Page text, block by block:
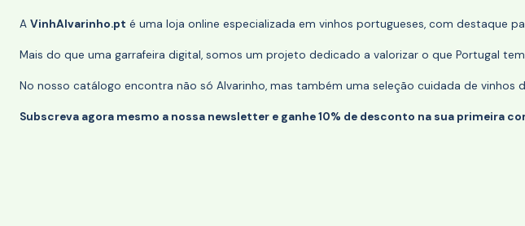
A VinhAlvarinho.pt é uma loja online especializada em vinhos portugueses, com destaque
Mais do que uma garrafeira digital, somos um projeto dedicado a valorizar o que Portugal
No nosso catálogo encontra não só Alvarinho, mas também uma seleção cuidada de vinhos
Subscreva agora mesmo a nossa newsletter e ganhe 10% de desconto na sua primeira